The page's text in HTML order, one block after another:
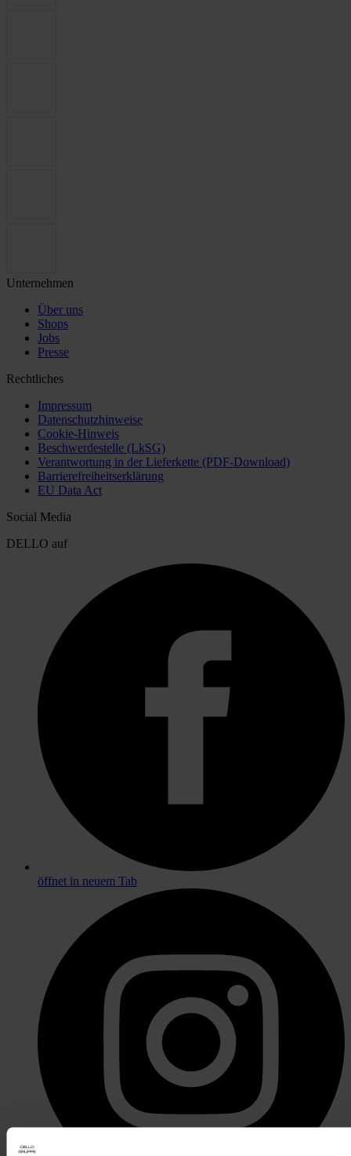
Unternehmen
Über uns
Shops
Jobs
Presse
Rechtliches
Impressum
Datenschutzhinweise
Cookie-Hinweis
Beschwerdestelle (LkSG)
Verantwortung in der Lieferkette (PDF-Download)
Barrierefreiheitserklärung
EU Data Act
Social Media
DELLO auf
öffnet in neuem Tab